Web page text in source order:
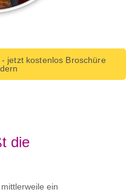
jetzt kostenlos Broschüre
die
ein